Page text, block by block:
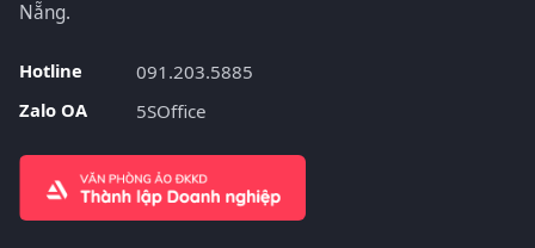
Nẵng.
Hotline
091.203.5885
Zalo OA
5SOffice